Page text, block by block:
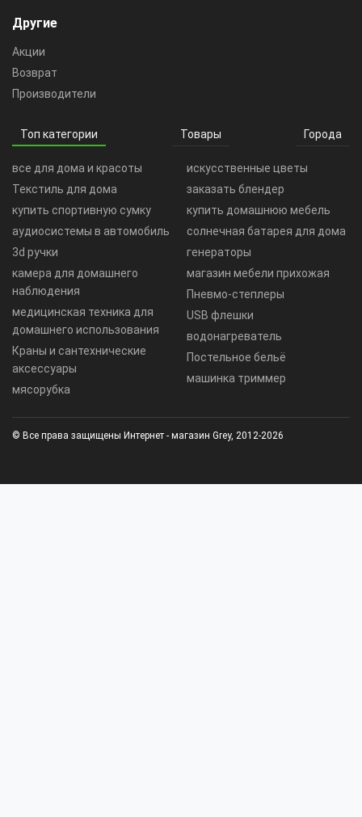
Другие
Акции
Возврат
Производители
Топ категории Товары Города
все для дома и красоты
Текстиль для дома
купить спортивную сумку
аудиосистемы в автомобиль
3d ручки
камера для домашнего
наблюдения
медицинская техника для
домашнего использования
Краны и сантехнические
аксессуары
мясорубка
искусственные цветы
заказать блендер
купить домашнюю мебель
солнечная батарея для дома
генераторы
магазин мебели прихожая
Пневмо-степлеры
USB флешки
водонагреватель
Постельное бельё
машинка триммер
© Все права защищены Интернет - магазин Grey, 2012-2026